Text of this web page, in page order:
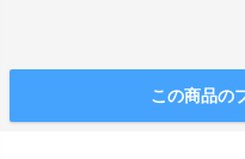
この商品の